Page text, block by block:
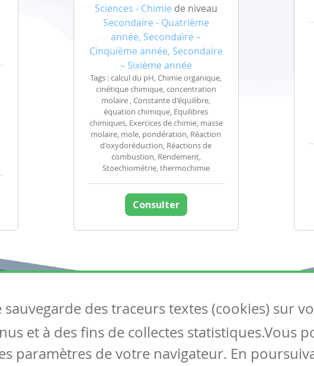
Sciences - Chimie de niveau
Secondaire - Quatrième
année, Secondaire –
Cinquième année, Secondaire
– Sixième année
Tags : calcul du pH, Chimie organique,
cinétique chimique, concentration
molaire , Constante d'équilibre,
équation chimique, Equilibres
chimiques, Exercices de chimie, masse
molaire, mole, pondération, Réaction
d'oxydoréduction, Réactions de
combustion, Rendement,
Stoechiométrie, thermochimie
Consulter
Articles
Tous les articles
Articles DYS
des traceurs textes (cookies) sur
et à des fins de collectes statistiques.Vous
paramètres de votre navigateur. En